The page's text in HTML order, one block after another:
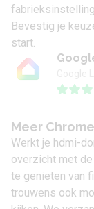
Bevestig je
start.
Meer
Werkt je hdmi-
overzicht met de
te genieten van
trouwens ook